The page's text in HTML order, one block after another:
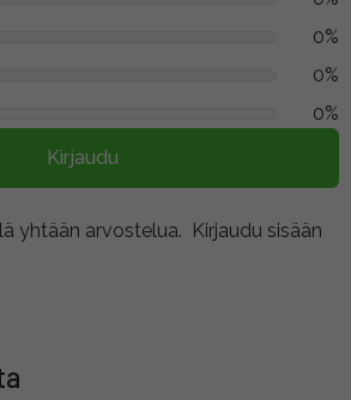
0%
0%
0%
Kirjaudu
yhtään arvostelua. Kirjaudu sisään